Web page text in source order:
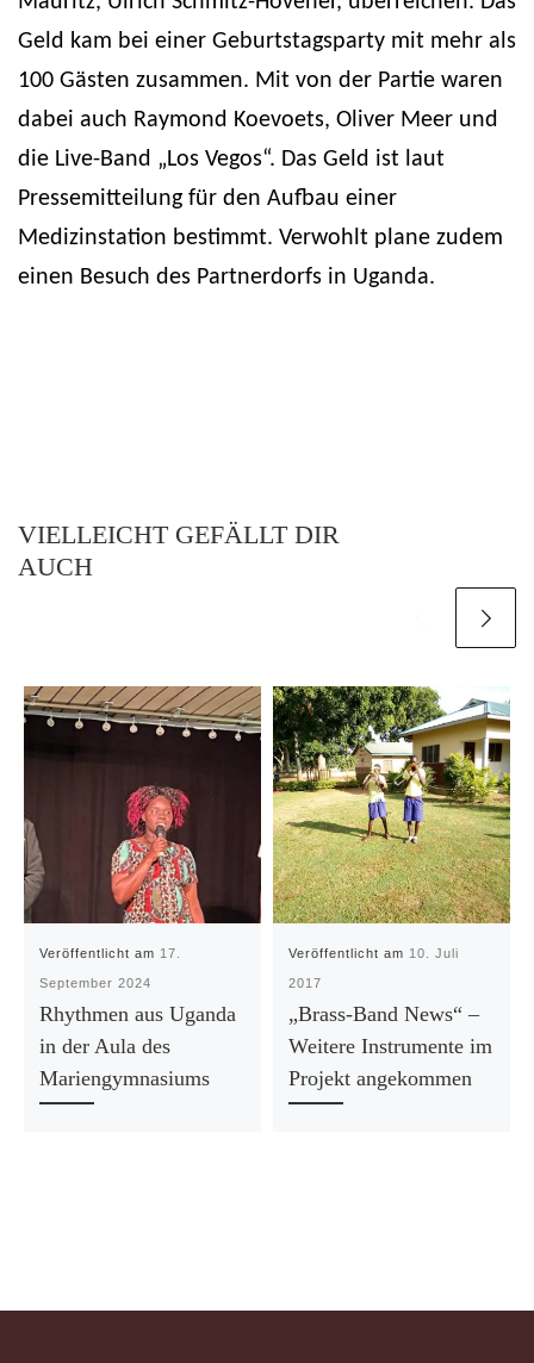
Geld kam bei einer Geburtstagsparty mit mehr als
100 Gästen zusammen. Mit von der Partie waren
dabei auch Raymond Koevoets, Oliver Meer und
die Live-Band „Los Vegos“. Das Geld ist laut
Pressemitteilung für den Aufbau einer
Medizinstation bestimmt. Verwohlt plane zudem
einen Besuch des Partnerdorfs in Uganda.
VIELLEICHT GEFÄLLT DIR
AUCH
Veröffentlicht am 17.
September 2024
Rhythmen aus Uganda
in der Aula des
Mariengymnasiums
Veröffentlicht am 10. Juli
2017
„Brass-Band News“ –
Weitere Instrumente im
Projekt angekommen